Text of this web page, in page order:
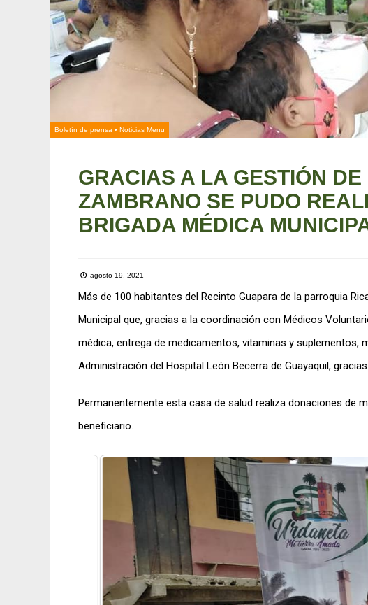
Boletín de prensa • Noticias Menu
GRACIAS A LA GESTIÓN
ZAMBRANO SE PUDO
BRIGADA MÉDICA
agosto 19, 2021
Más de 100 habitantes del Recinto Guapara de la parroquia
Municipal que, gracias a la coordinación con Médicos
médica, entrega de medicamentos, vitaminas y
Administración del Hospital León Becerra de Guayaquil,
Permanentemente esta casa de salud realiza donaciones de
beneficiario.